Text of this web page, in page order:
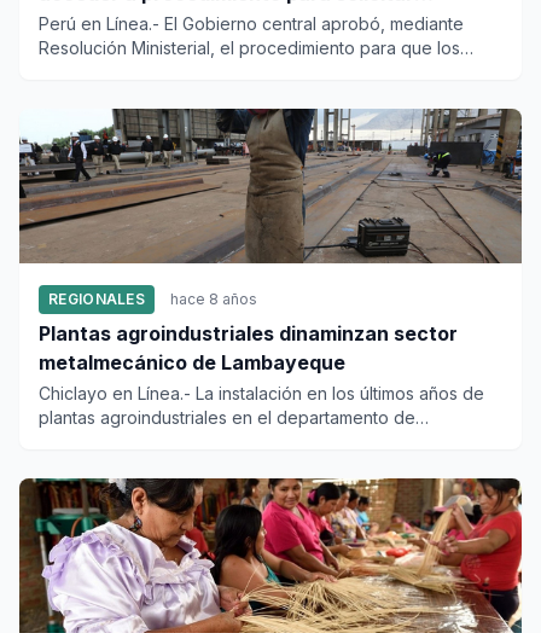
bonificación
Perú en Línea.- El Gobierno central aprobó, mediante
Resolución Ministerial, el procedimiento para que los
REGIONALES hace 8 años
Plantas agroindustriales dinaminzan sector
metalmecánico de Lambayeque
Chiclayo en Línea.- La instalación en los últimos años de
plantas agroindustriales en el departamento de